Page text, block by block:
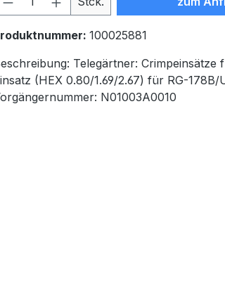
100025881
Telegärtner:
(HEX 0.80/1.69/2.67) für RG-178B/
N01003A0010